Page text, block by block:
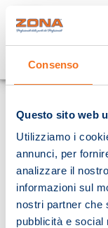
Consenso
Questo sito web
Utilizziamo i
annunci, per
analizzare il
informazioni sul
nostri partner che
pubblicità e social
Cosa stai